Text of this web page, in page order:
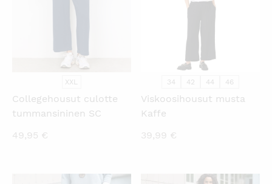
XXL
Collegehousut culotte
tummansininen SC
49,95 €
34 42 44 46
Viskoosihousut musta
Kaffe
39,99 €